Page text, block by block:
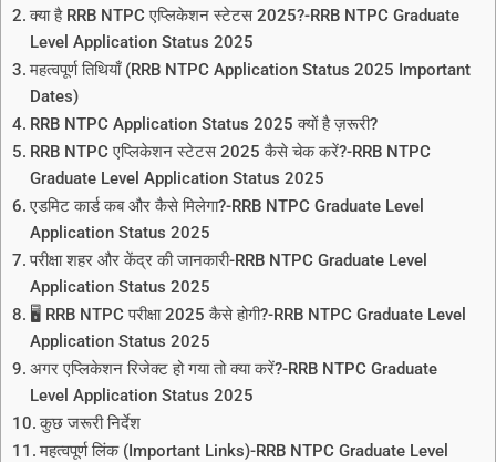
क्या है RRB NTPC एप्लिकेशन स्टेटस 2025?-RRB NTPC Graduate
Level Application Status 2025
महत्वपूर्ण तिथियाँ (RRB NTPC Application Status 2025 Important
Dates)
RRB NTPC Application Status 2025 क्यों है ज़रूरी?
RRB NTPC एप्लिकेशन स्टेटस 2025 कैसे चेक करें?-RRB NTPC
Graduate Level Application Status 2025
एडमिट कार्ड कब और कैसे मिलेगा?-RRB NTPC Graduate Level
Application Status 2025
परीक्षा शहर और केंद्र की जानकारी-RRB NTPC Graduate Level
Application Status 2025
🖥️ RRB NTPC परीक्षा 2025 कैसे होगी?-RRB NTPC Graduate Level
Application Status 2025
अगर एप्लिकेशन रिजेक्ट हो गया तो क्या करें?-RRB NTPC Graduate
Level Application Status 2025
कुछ जरूरी निर्देश
महत्वपूर्ण लिंक (Important Links)-RRB NTPC Graduate Level